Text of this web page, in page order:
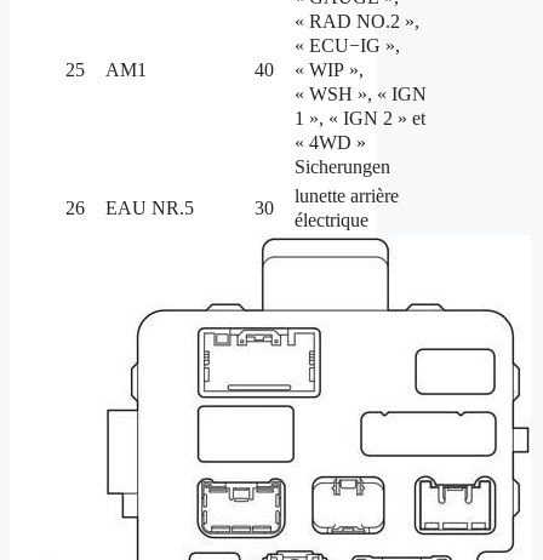
25 AM1 40
« RAD NO.2 »,
« ECU−IG »,
« WIP »,
« WSH », « IGN
1 », « IGN 2 » et
« 4WD »
Sicherungen
26 EAU NR.5 30
lunette arrière
électrique